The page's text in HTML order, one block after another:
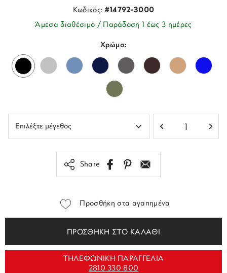
Κωδικός: #14792-3000
Άμεσα διαθέσιμο / Παράδοση 1 έως 3 ημέρες
Χρώμα:
Share
Προσθήκη στα αγαπημένα
ΠΡΟΣΘΗΚΗ ΣΤΟ ΚΑΛΑΘΙ
ΤΗΛΕΦΩΝΙΚΗ ΠΑΡΑΓΓΕΛΙΑ
2810 330 800